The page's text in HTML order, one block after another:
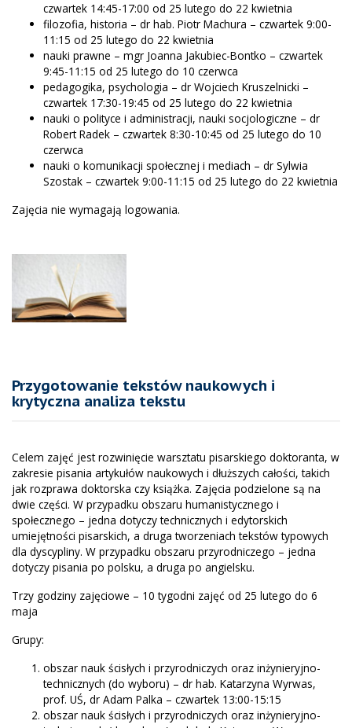
czwartek 14:45-17:00 od 25 lutego do 22 kwietnia
filozofia, historia – dr hab. Piotr Machura – czwartek 9:00-
11:15 od 25 lutego do 22 kwietnia
nauki prawne – mgr Joanna Jakubiec-Bontko – czwartek
9:45-11:15 od 25 lutego do 10 czerwca
pedagogika, psychologia – dr Wojciech Kruszelnicki –
czwartek 17:30-19:45 od 25 lutego do 22 kwietnia
nauki o polityce i administracji, nauki socjologiczne – dr
Robert Radek – czwartek 8:30-10:45 od 25 lutego do 10
czerwca
nauki o komunikacji społecznej i mediach – dr Sylwia
Szostak – czwartek 9:00-11:15 od 25 lutego do 22 kwietnia
Zajęcia nie wymagają logowania.
Przygotowanie tekstów naukowych i
krytyczna analiza tekstu
Celem zajęć jest rozwinięcie warsztatu pisarskiego doktoranta, w
zakresie pisania artykułów naukowych i dłuższych całości, takich
jak rozprawa doktorska czy książka. Zajęcia podzielone są na
dwie części. W przypadku obszaru humanistycznego i
społecznego – jedna dotyczy technicznych i edytorskich
umiejętności pisarskich, a druga tworzeniach tekstów typowych
dla dyscypliny. W przypadku obszaru przyrodniczego – jedna
dotyczy pisania po polsku, a druga po angielsku.
Trzy godziny zajęciowe – 10 tygodni zajęć od 25 lutego do 6
maja
Grupy:
obszar nauk ścisłych i przyrodniczych oraz inżynieryjno-
technicznych (do wyboru) – dr hab. Katarzyna Wyrwas,
prof. UŚ, dr Adam Palka – czwartek 13:00-15:15
obszar nauk ścisłych i przyrodniczych oraz inżynieryjno-